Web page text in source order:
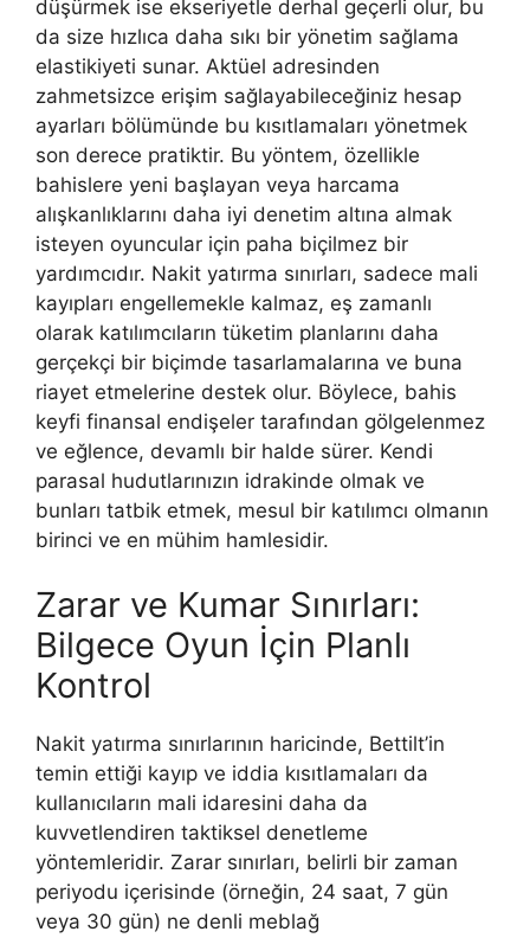
düşürmek ise ekseriyetle derhal geçerli olur, bu
da size hızlıca daha sıkı bir yönetim sağlama
elastikiyeti sunar. Aktüel adresinden
zahmetsizce erişim sağlayabileceğiniz hesap
ayarları bölümünde bu kısıtlamaları yönetmek
son derece pratiktir. Bu yöntem, özellikle
bahislere yeni başlayan veya harcama
alışkanlıklarını daha iyi denetim altına almak
isteyen oyuncular için paha biçilmez bir
yardımcıdır. Nakit yatırma sınırları, sadece mali
kayıpları engellemekle kalmaz, eş zamanlı
olarak katılımcıların tüketim planlarını daha
gerçekçi bir biçimde tasarlamalarına ve buna
riayet etmelerine destek olur. Böylece, bahis
keyfi finansal endişeler tarafından gölgelenmez
ve eğlence, devamlı bir halde sürer. Kendi
parasal hudutlarınızın idrakinde olmak ve
bunları tatbik etmek, mesul bir katılımcı olmanın
birinci ve en mühim hamlesidir.
Zarar ve Kumar Sınırları:
Bilgece Oyun İçin Planlı
Kontrol
Nakit yatırma sınırlarının haricinde, Bettilt’in
temin ettiği kayıp ve iddia kısıtlamaları da
kullanıcıların mali idaresini daha da
kuvvetlendiren taktiksel denetleme
yöntemleridir. Zarar sınırları, belirli bir zaman
periyodu içerisinde (örneğin, 24 saat, 7 gün
veya 30 gün) ne denli meblağ